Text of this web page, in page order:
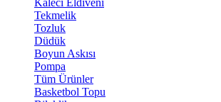
Kaleci Eldiveni
Tekmelik
Tozluk
Düdük
Boyun Askısı
Pompa
Tüm Ürünler
Basketbol Topu